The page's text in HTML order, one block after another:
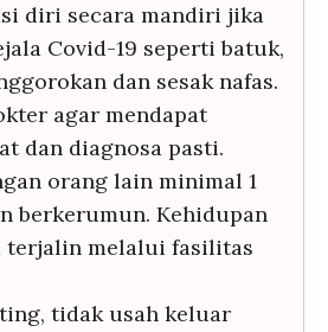
diri secara mandiri jika
Covid-19 seperti batuk,
dan sesak nafas.
agar mendapat
dan diagnosa pasti.
orang lain minimal 1
berkerumun. Kehidupan
terjalin melalui fasilitas
tidak usah keluar